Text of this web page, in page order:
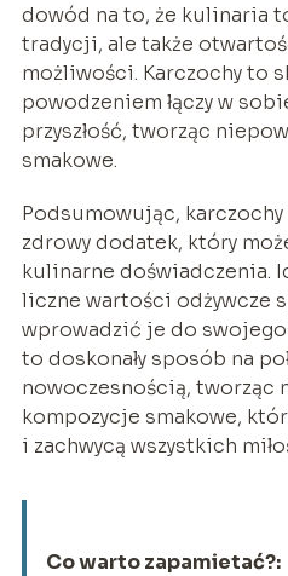
dowód na to, że kulinaria
tradycji, ale także
możliwości. Karczochy to
powodzeniem łączy w
przyszłość, tworząc
smakowe.
Podsumowując,
zdrowy dodatek, który
kulinarne doświadczenia.
liczne wartości odżywcze
wprowadzić je do swojego
to doskonały sposób na
nowoczesnością, tworząc
kompozycje smakowe,
i zachwycą wszystkich
Co warto zapamietać?: